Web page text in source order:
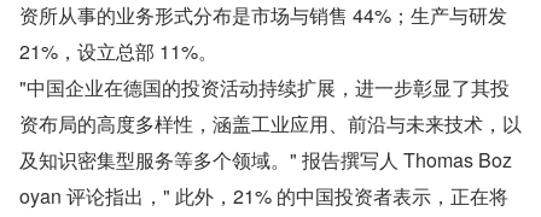
资所从事的业务形式分布是市场与销售 44%；生产与研发
21%，设立总部 11%。
"中国企业在德国的投资活动持续扩展，进一步彰显了其投
资布局的高度多样性，涵盖工业应用、前沿与未来技术，以
及知识密集型服务等多个领域。" 报告撰写人 Thomas Boz
oyan 评论指出，" 此外，21% 的中国投资者表示，正在将